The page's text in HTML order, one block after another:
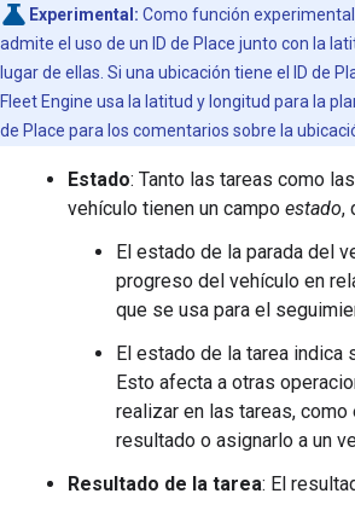
Experimental: Como función
admite el uso de un ID de Place junto con la
lugar de ellas. Si una ubicación tiene el ID de
Fleet Engine usa la latitud y longitud para la
de Place para los comentarios sobre la
Estado: Tanto las tareas como
vehículo tienen un campo estado,
El estado de la parada del
progreso del vehículo en
que se usa para el
El estado de la tarea indica
Esto afecta a otras
realizar en las tareas,
resultado o asignarlo a un
Resultado de la tarea: El